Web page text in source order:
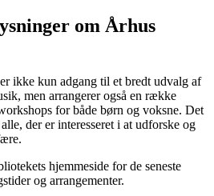
om Århus
ikke kun adgang til et bredt udvalg af
men arrangerer også en række
for både børn og voksne. Det
der er interesseret i at udforske og
hjemmeside for de seneste
og arrangementer.